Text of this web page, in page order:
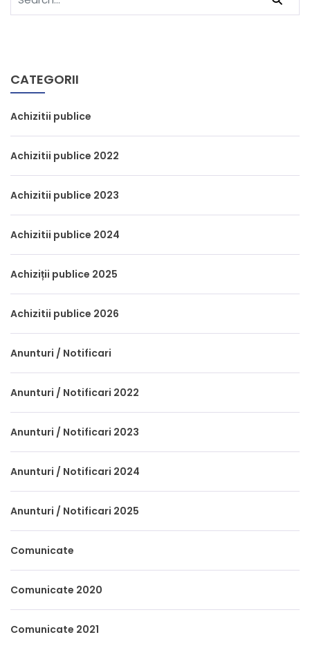
CATEGORII
Achizitii publice
Achizitii publice 2022
Achizitii publice 2023
Achizitii publice 2024
Achiziții publice 2025
Achizitii publice 2026
Anunturi / Notificari
Anunturi / Notificari 2022
Anunturi / Notificari 2023
Anunturi / Notificari 2024
Anunturi / Notificari 2025
Comunicate
Comunicate 2020
Comunicate 2021